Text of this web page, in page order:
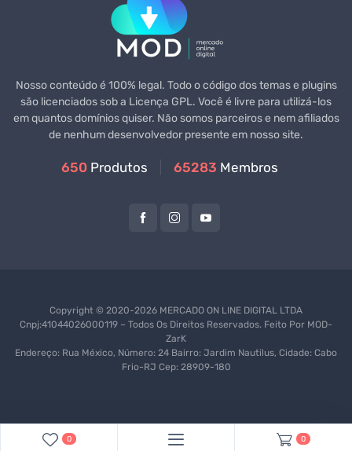
Nosso conteúdo é 100% legal. Todo o código dos temas e plugins
são licenciados sob a Licença GPL. Você é livre para utilizá-los
em quantos domínios quiser. Não somos parceiros e nem afiliados
de nenhum desenvolvedor presente em nosso site.
650 Produtos 65283 Membros
Copyright © 2020-2026 MERCADO ON LINE DIGITAL LTDA
Cnpj:41044026000119 – Todos Os Direitos Reservados. Feito Por MOD-
ZarK
Endereço: Rua México, Número: 24 Bairro: Jardim Nautilus, Cidade: Cabo
Frio-RJ Cep: 28909-180
0 0